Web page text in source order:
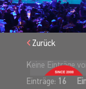
Zurück
Keine Einträge
Einträge: 16